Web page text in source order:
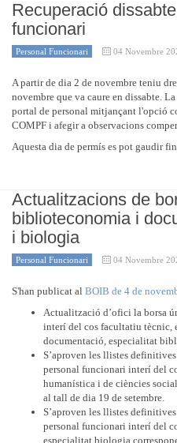
Recuperació
funcionari
Personal Funcionari 04 Novembre
A partir de dia 2 de novembre teniu
novembre que va caure en dissabte.
portal de personal mitjançant l'opció
COMPF i afegir a observacions
Aquesta dia de permís es pot gaudir
Actualitzacions de
biblioteconomia i
i biologia
Personal Funcionari 04 Novembre
S'han publicat al BOIB de 4 de
Actualització d’ofici la borsa
interí del cos facultatiu tècnic,
documentació, especialitat
S’aproven les llistes
personal funcionari interí del
humanística i de ciències
al tall de dia 19 de setembre.
S’aproven les llistes
personal funcionari interí del
especialitat biologia